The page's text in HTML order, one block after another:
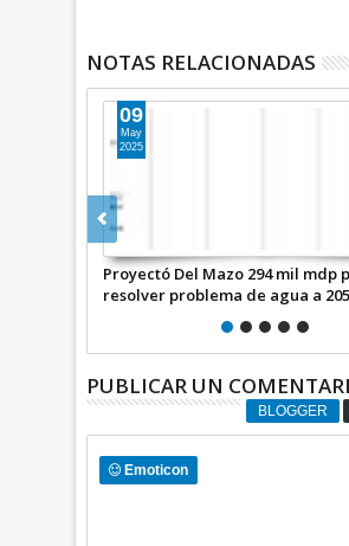
NOTAS RELACIONADAS
Expulsa el PRI a Alfredo del
“traición al partido”
30
May
2024
PUBLICAR UN
BLOGGER
Emoticon